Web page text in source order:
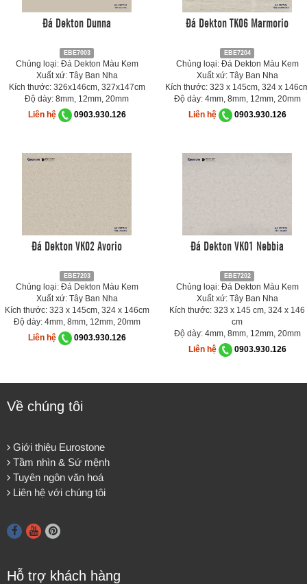
Đá Dekton Dunna
EBE7003
Chủng loại: Đá Dekton Màu Kem
Xuất xứ: Tây Ban Nha
Kích thước: 326x146cm, 327x147cm
Độ dày: 8mm, 12mm, 20mm
Liên hệ
0903.930.126
Đá Dekton TK06 Marmorio
EBE7204
Chủng loại: Đá Dekton Màu Kem
Xuất xứ: Tây Ban Nha
Kích thước: 323 x 145cm, 324 x
Độ dày: 4mm, 8mm, 12mm, 20mm
Liên hệ
0903.930.126
Đá Dekton VK02 Avorio
EBE7203
Chủng loại: Đá Dekton Màu Kem
Xuất xứ: Tây Ban Nha
Kích thước: 323 x 145cm, 324 x 146cm
Độ dày: 4mm, 8mm, 12mm, 20mm
Liên hệ
0903.930.126
Đá Dekton VK01 Nebbia
EBE7202
Chủng loại: Đá Dekton Màu Kem
Xuất xứ: Tây Ban Nha
Kích thước: 323 x 145 cm, 324 x 146
cm
Độ dày: 4mm, 8mm, 12mm, 20mm
Liên hệ
0903.930.126
Về chúng tôi
Giới thiệu Eurostone
Tầm nhìn & Sứ mệnh
Tuyên ngôn văn hoá
Liên hệ với chúng tôi
Hỗ trợ khách hàng